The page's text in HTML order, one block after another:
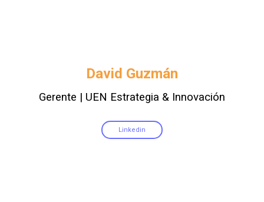
David Guzmán
Gerente | UEN Estrategia & Innovación
Linkedin